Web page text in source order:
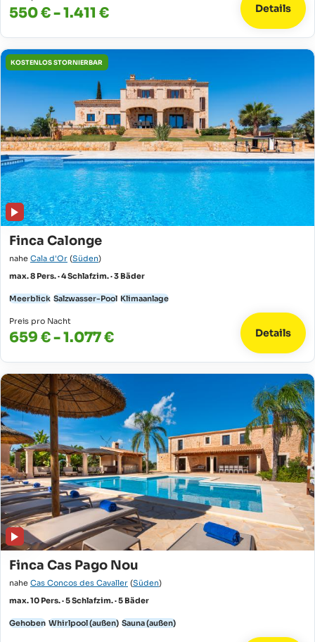
550 € - 1.411 € Details
KOSTENLOS STORNIERBAR
Finca Calonge
nahe Cala d'Or (Süden)
max. 8 Pers. · 4 Schlafzim. · 3 Bäder
Meerblick Salzwasser-Pool Klimaanlage
Preis pro Nacht
659 € - 1.077 € Details
Finca Cas Pago Nou
nahe Cas Concos des Cavaller (Süden)
max. 10 Pers. · 5 Schlafzim. · 5 Bäder
Gehoben Whirlpool (außen) Sauna (außen)